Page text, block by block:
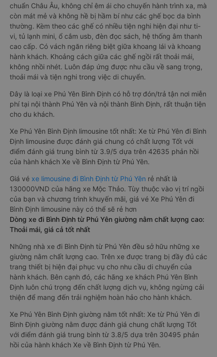
chuẩn Châu Âu, không chỉ êm ái cho chuyến hành trình xa, mà
còn mát mẻ và không hề bị hầm bí như các ghế bọc da bình
thường. Kèm theo các ghế có nhiều tiện nghi hiện đại như ti-
vi, tủ lạnh mini, ổ cắm usb, đèn đọc sách, hệ thống âm thanh
cao cấp. Có vách ngăn riêng biệt giữa khoang lái và khoang
hành khách. Khoảng cách giữa các ghế ngồi rất thoải mái,
không nhồi nhét. Luôn đáp ứng được nhu cầu về sang trọng,
thoải mái và tiện nghi trong việc di chuyển.
Đây là loại xe Phú Yên Bình Định có hỗ trợ đón/trả tận nơi miễn
phí tại nội thành Phú Yên và nội thành Bình Định, rất thuận tiện
cho du khách.
Xe Phú Yên Bình Định limousine tốt nhất: Xe từ Phú Yên đi Bình
Định limousine được đánh giá chung có chất lượng Tốt với
điểm đánh giá trung bình từ 3.9/5 dựa trên 42635 phản hồi
của hành khách Xe về Bình Định từ Phú Yên.
Giá vé xe limousine đi Bình Định từ Phú Yên rẻ nhất là
130000VND của hãng xe Mộc Thảo. Tùy thuộc vào vị trí ngồi
của bạn và chương trình khuyến mãi, giá vé Xe Phú Yên đi
Bình Định limousine này có thể sẽ rẻ hơn
Dòng xe đi Bình Định từ Phú Yên giường nằm chất lượng cao:
Thoải mái, giá cả tốt nhất
Những nhà xe đi Bình Định từ Phú Yên đều sở hữu những xe
giường nằm chất lượng cao. Trên xe được trang bị đầy đủ các
trang thiết bị hiện đại phục vụ cho nhu cầu di chuyển của
hành khách. Bên cạnh đó, các hãng xe khách Phú Yên Bình
Định luôn chú trọng đến chất lượng dịch vụ, không ngừng cải
thiện để mang đến trải nghiệm hoàn hảo cho hành khách.
Xe Phú Yên Bình Định giường nằm tốt nhất: Xe từ Phú Yên đi
Bình Định giường nằm được đánh giá chung chất lượng Tốt
với điểm đánh giá trung bình từ 3.8/5 dựa trên 30495 phản
hồi của hành khách Xe về Bình Định từ Phú Yên.